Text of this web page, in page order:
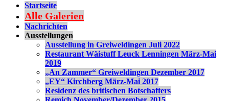
Startseite
Alle Galerien
Nachrichten
Ausstellungen
Ausstellung in Greiweldingen Juli 2022
Restaurant Wäistuff Leuck Lenningen März-Mai
2019
„An Zammer“ Greiweldingen Dezember 2017
„EY“ Kirchberg März-Mai 2017
Residenz des britischen Botschafters